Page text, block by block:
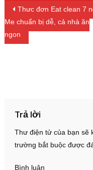
Điều hướng
Thực đơn Eat clean 7
Mẹ chuẩn bị dễ, cả nhà ăn
ngon
Trả lời
Thư điện tử của bạn sẽ
trường bắt buộc được
Bình luận